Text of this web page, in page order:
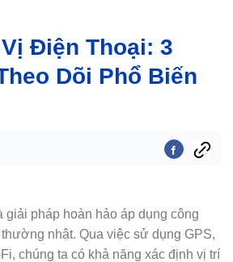
Điện Thoại: 3
Dõi Phổ Biến
giải pháp hoàn hảo áp dụng công
nhật. Qua việc sử dụng GPS,
chúng ta có khả năng xác định vị trí